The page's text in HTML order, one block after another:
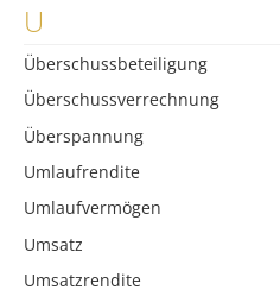
U
Überschussbeteiligung
Überschussverrechnung
Überspannung
Umlaufrendite
Umlaufvermögen
Umsatz
Umsatzrendite